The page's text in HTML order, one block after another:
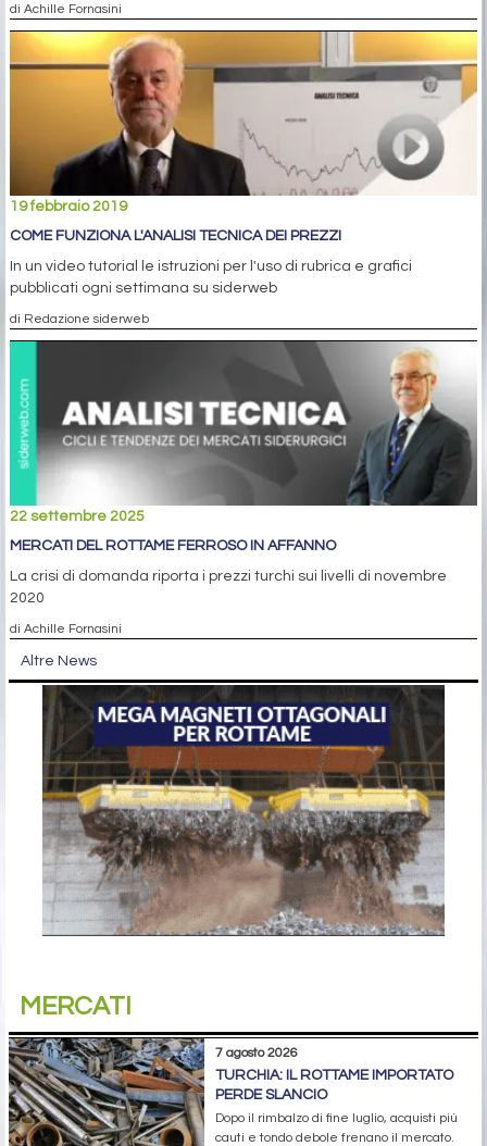
di Achille Fornasini
19 febbraio 2019
COME FUNZIONA L'ANALISI TECNICA DEI PREZZI
In un video tutorial le istruzioni per l'uso di rubrica e grafici
pubblicati ogni settimana su siderweb
di Redazione siderweb
22 settembre 2025
MERCATI DEL ROTTAME FERROSO IN AFFANNO
La crisi di domanda riporta i prezzi turchi sui livelli di novembre
2020
di Achille Fornasini
Altre News
MERCATI
7 agosto 2026
TURCHIA: IL ROTTAME IMPORTATO
PERDE SLANCIO
Dopo il rimbalzo di fine luglio, acquisti più
cauti e tondo debole frenano il mercato.